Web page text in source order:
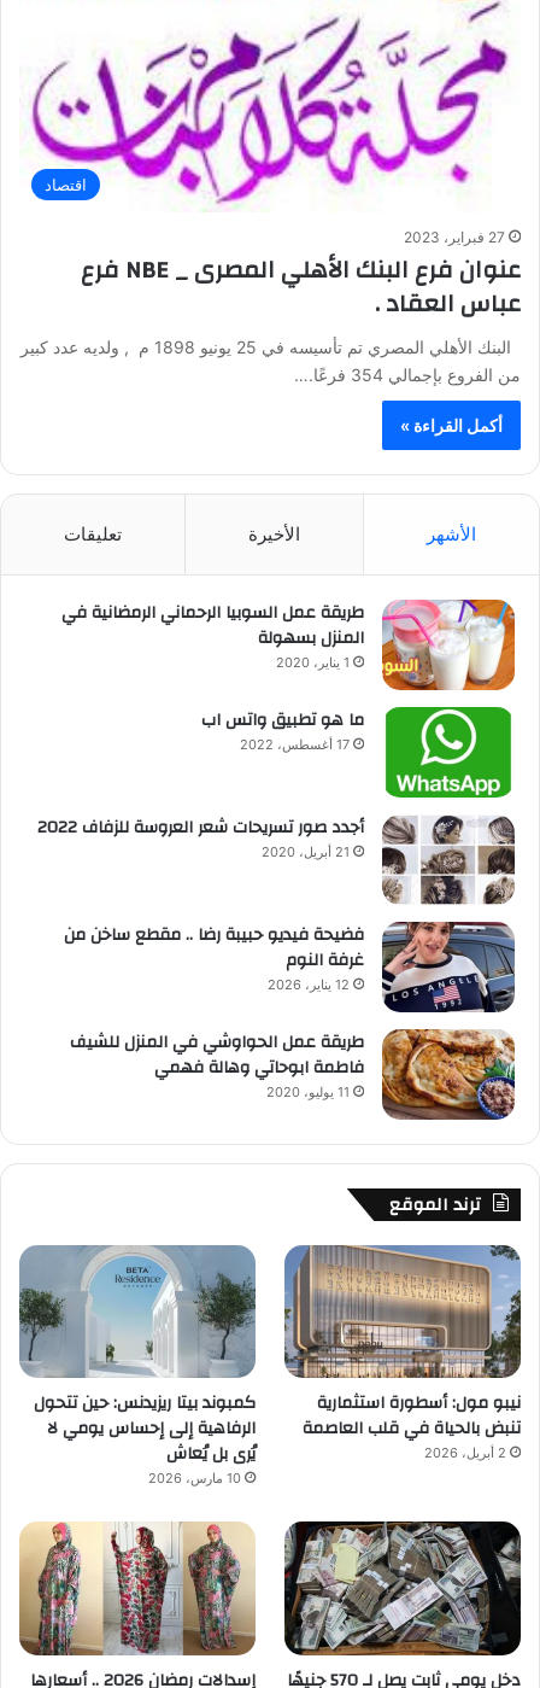
اقتصاد
27 فبراير، 2023
عنوان فرع البنك الأهلي المصرى _ NBE فرع
عباس العقاد .
البنك الأهلي المصري تم تأسيسه في 25 يونيو 1898 م , ولديه عدد كبير
من الفروع بإجمالي 354 فرعًا.…
أكمل القراءة »
الأشهر الأخيرة تعليقات
طريقة عمل السوبيا الرحماني الرمضانية في
المنزل بسهولة
1 يناير، 2020
ما هو تطبيق واتس اب
17 أغسطس، 2022
أجدد صور تسريحات شعر العروسة للزفاف 2022
21 أبريل، 2020
فضيحة فيديو حبيبة رضا .. مقطع ساخن من
غرفة النوم
12 يناير، 2026
طريقة عمل الحواوشي في المنزل للشيف
فاطمة ابوحاتي وهالة فهمي
11 يوليو، 2020
ترند الموقع
نيبو مول: أسطورة استثمارية
تنبض بالحياة في قلب العاصمة
2 أبريل، 2026
كمبوند بيتا ريزيدنس: حين تتحول
الرفاهية إلى إحساس يومي لا
يُرى بل يُعاش
10 مارس، 2026
دخل يومي ثابت يصل لـ 570 جنيهًا إسدالات رمضان 2026 .. أسعارها